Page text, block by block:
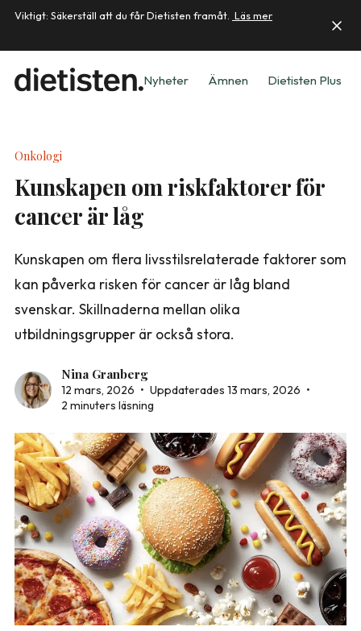
Viktigt: Säkerställ att du får Dietisten framåt. Läs mer
Nyheter Ämnen Dietisten Plus
Onkologi
Kunskapen om riskfaktorer för
cancer är låg
Kunskapen om flera livsstilsrelaterade faktorer som
kan påverka risken för cancer är låg bland
svenskar. Skillnaderna mellan olika
utbildningsgrupper är också stora.
Nina Granberg
12 mars, 2026 • Uppdaterades 13 mars, 2026 •
2 minuters läsning